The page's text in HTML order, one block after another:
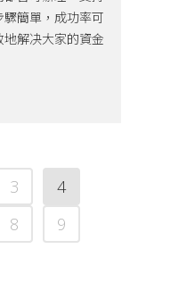
簡單，成功率可
解决大家的資金
3
4
8
9